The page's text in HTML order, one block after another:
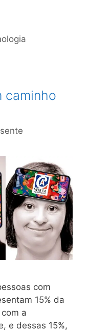
caminho
com
15% da
a
e dessas 15%,